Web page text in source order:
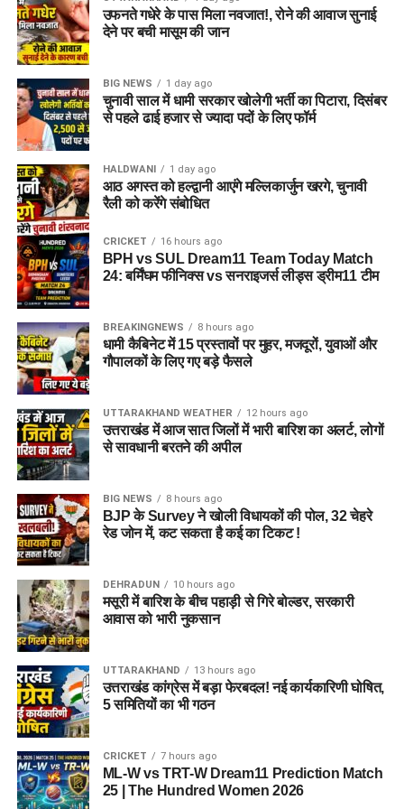
उफनते गधेरे के पास मिला नवजात!, रोने की आवाज सुनाई
देने पर बची मासूम की जान
BIG NEWS 1 day ago
चुनावी साल में धामी सरकार खोलेगी भर्ती का पिटारा, दिसंबर
से पहले ढाई हजार से ज्यादा पदों के लिए फॉर्म
HALDWANI 1 day ago
आठ अगस्त को हल्द्वानी आएंगे मल्लिकार्जुन खरगे, चुनावी
रैली को करेंगे संबोधित
CRICKET 16 hours ago
BPH vs SUL Dream11 Team Today Match
24: बर्मिंघम फीनिक्स vs सनराइजर्स लीड्स ड्रीम11 टीम
BREAKINGNEWS 8 hours ago
धामी कैबिनेट में 15 प्रस्तावों पर मुहर, मजदूरों, युवाओं और
गौपालकों के लिए गए बड़े फैसले
UTTARAKHAND WEATHER 12 hours ago
उत्तराखंड में आज सात जिलों में भारी बारिश का अलर्ट, लोगों
से सावधानी बरतने की अपील
BIG NEWS 8 hours ago
BJP के Survey ने खोली विधायकों की पोल, 32 चेहरे
रेड जोन में, कट सकता है कई का टिकट !
DEHRADUN 10 hours ago
मसूरी में बारिश के बीच पहाड़ी से गिरे बोल्डर, सरकारी
आवास को भारी नुकसान
UTTARAKHAND 13 hours ago
उत्तराखंड कांग्रेस में बड़ा फेरबदल! नई कार्यकारिणी घोषित,
5 समितियों का भी गठन
CRICKET 7 hours ago
ML-W vs TRT-W Dream11 Prediction Match
25 | The Hundred Women 2026